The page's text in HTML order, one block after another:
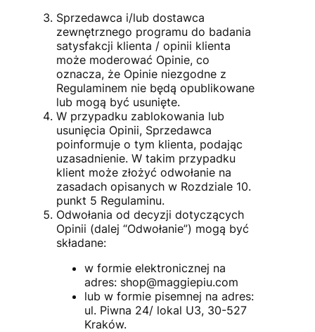
Sprzedawca i/lub dostawca
zewnętrznego programu do badania
satysfakcji klienta / opinii klienta
może moderować Opinie, co
oznacza, że Opinie niezgodne z
Regulaminem nie będą opublikowane
lub mogą być usunięte.
W przypadku zablokowania lub
usunięcia Opinii, Sprzedawca
poinformuje o tym klienta, podając
uzasadnienie. W takim przypadku
klient może złożyć odwołanie na
zasadach opisanych w Rozdziale 10.
punkt 5 Regulaminu.
Odwołania od decyzji dotyczących
Opinii (dalej “Odwołanie”) mogą być
składane:
w formie elektronicznej na
adres: shop@maggiepiu.com
lub w formie pisemnej na adres:
ul. Piwna 24/ lokal U3, 30-527
Kraków.